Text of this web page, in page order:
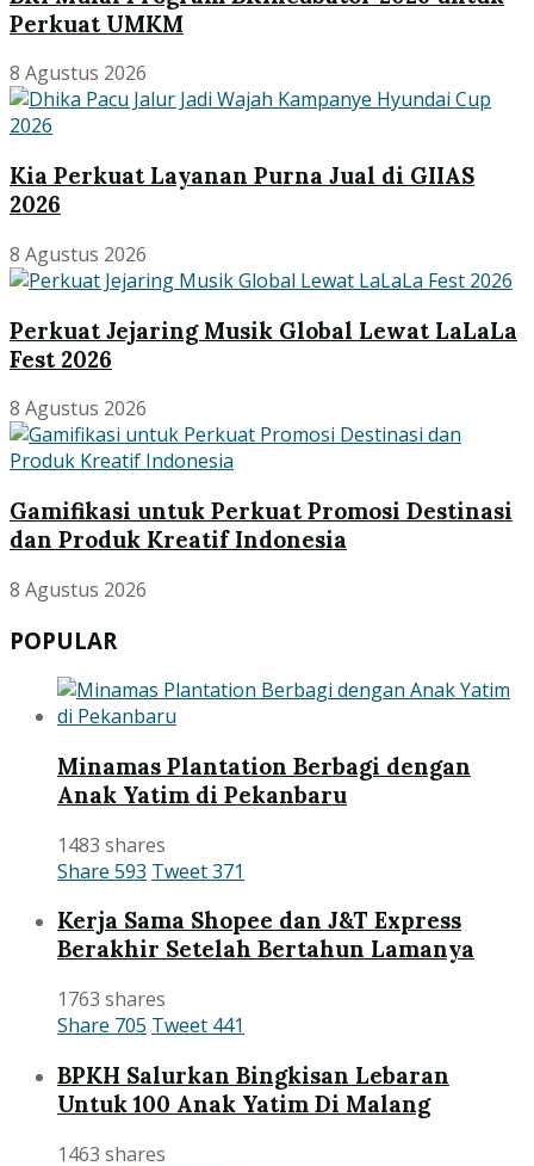
Perkuat UMKM
8 Agustus 2026
Kia Perkuat Layanan Purna Jual di GIIAS
2026
8 Agustus 2026
Perkuat Jejaring Musik Global Lewat LaLaLa
Fest 2026
8 Agustus 2026
Gamifikasi untuk Perkuat Promosi Destinasi
dan Produk Kreatif Indonesia
8 Agustus 2026
POPULAR
Minamas Plantation Berbagi dengan
Anak Yatim di Pekanbaru
1483 shares
Share 593 Tweet371
Kerja Sama Shopee dan J&T Express
Berakhir Setelah Bertahun Lamanya
1763 shares
Share 705 Tweet 441
BPKH Salurkan Bingkisan Lebaran
Untuk 100 Anak Yatim Di Malang
1463 shares